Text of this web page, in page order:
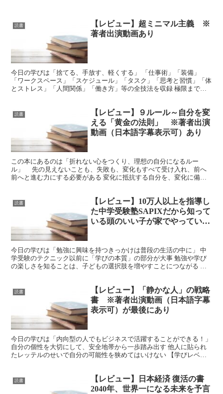
読書
【レビュー】超ミニマル主義 ※
著者出演動画あり
今日の学びは「捨てる、手放す、軽くする」 「仕事術」「装備」
「ワークスペース」「スケジュール」「タスク」「思考と習慣」「体
とストレス」「人間関係」「働き方」等の全技法を収録 極限まで
読書
【レビュー】９ルール～自分を変
える「黄金の法則」 ※著者出演
動画（日本語字幕表示可）あり
この本にあるのは「折れない心をつくり、理想の自分になるルー
ル」 先の見えないことも、失敗も、変化もすべて受け入れ、前へ
前へと進む力にする必要がある 変化に抵抗する自分を、変化に備え
読書
【レビュー】10万人以上を指導し
た中学受験塾SAPIXだから知って
いる頭のいい子が家でやっている
今日の学びは「勉強に興味を持つきっかけは普段の生活の中に」 中
学受験のテクニック以前に「学びの本質」の部分が大事 勉強や学び
の楽しさを知ることは、子どもの選択肢を増やすことにつながる 子
読書
【レビュー】「静かな人」の戦略
書 ※著者出演動画（日本語字幕
表示可）が最後にあり
今日の学びは「内向型の人でもビジネスで活躍することができる！」
自分の個性を大切にして、安全地帯から一歩踏み出す 他人に貼られ
たレッテルのせいで自分の可能性を狭めてはいけない 【学びレベ
読書
【レビュー】日本経済 復活の書
2040年、世界一になる未来を予言